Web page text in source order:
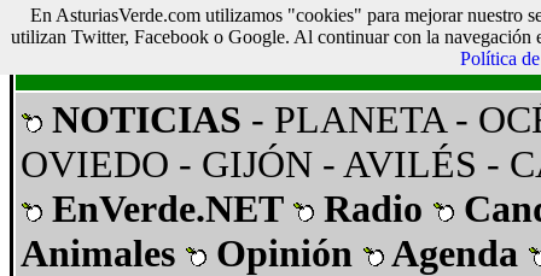
Asturias Verde
NOTICIAS - PLANETA -
OVIEDO - GIJÓN - AVILÉS -
EnVerde.NET
Radio
Animales
Opinión Agenda
En AsturiasVerde.com utilizamos "cookies" para mejorar nuestro
utilizan Twitter, Facebook o Google. Al continuar con la navegación
Política